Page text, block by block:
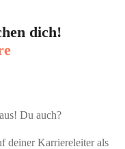
dich!
Du auch?
deiner Karriereleiter als